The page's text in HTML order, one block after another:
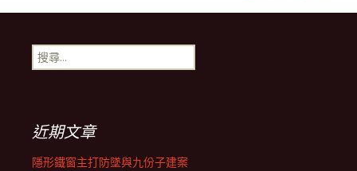
導
覽
列
搜
尋
近期文章
隱形鐵窗主打防墜與九份子建案